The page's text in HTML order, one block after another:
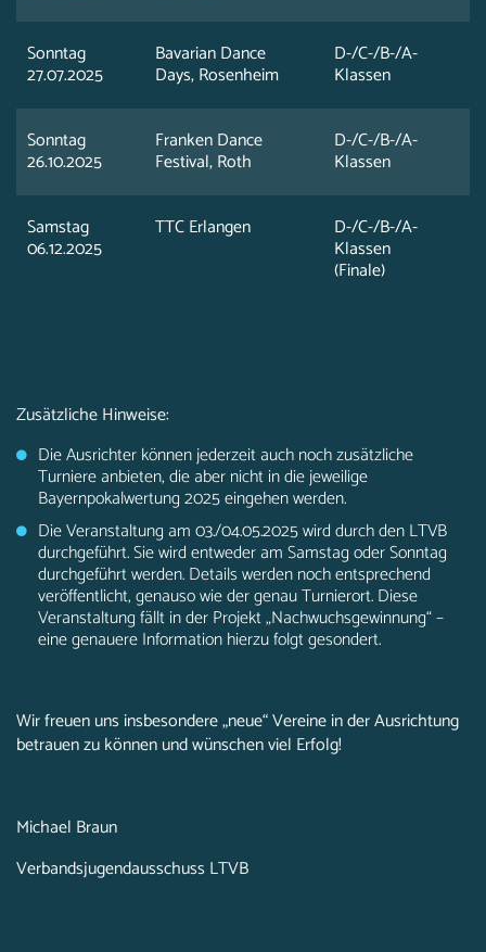
Sonntag
27.07.2025
Bavarian Dance
Days, Rosenheim
D-/C-/B-/A-
Klassen
Sonntag
26.10.2025
Franken Dance
Festival, Roth
D-/C-/B-/A-
Klassen
Samstag
06.12.2025
TTC Erlangen D-/C-/B-/A-
Klassen
(Finale)
Zusätzliche Hinweise:
Die Ausrichter können jederzeit auch noch zusätzliche
Turniere anbieten, die aber nicht in die jeweilige
Bayernpokalwertung 2025 eingehen werden.
Die Veranstaltung am 03./04.05.2025 wird durch den LTVB
durchgeführt. Sie wird entweder am Samstag oder Sonntag
durchgeführt werden. Details werden noch entsprechend
veröffentlicht, genauso wie der genau Turnierort. Diese
Veranstaltung fällt in der Projekt „Nachwuchsgewinnung“ –
eine genauere Information hierzu folgt gesondert.
Wir freuen uns insbesondere „neue“ Vereine in der Ausrichtung
betrauen zu können und wünschen viel Erfolg!
Michael Braun
Verbandsjugendausschuss LTVB